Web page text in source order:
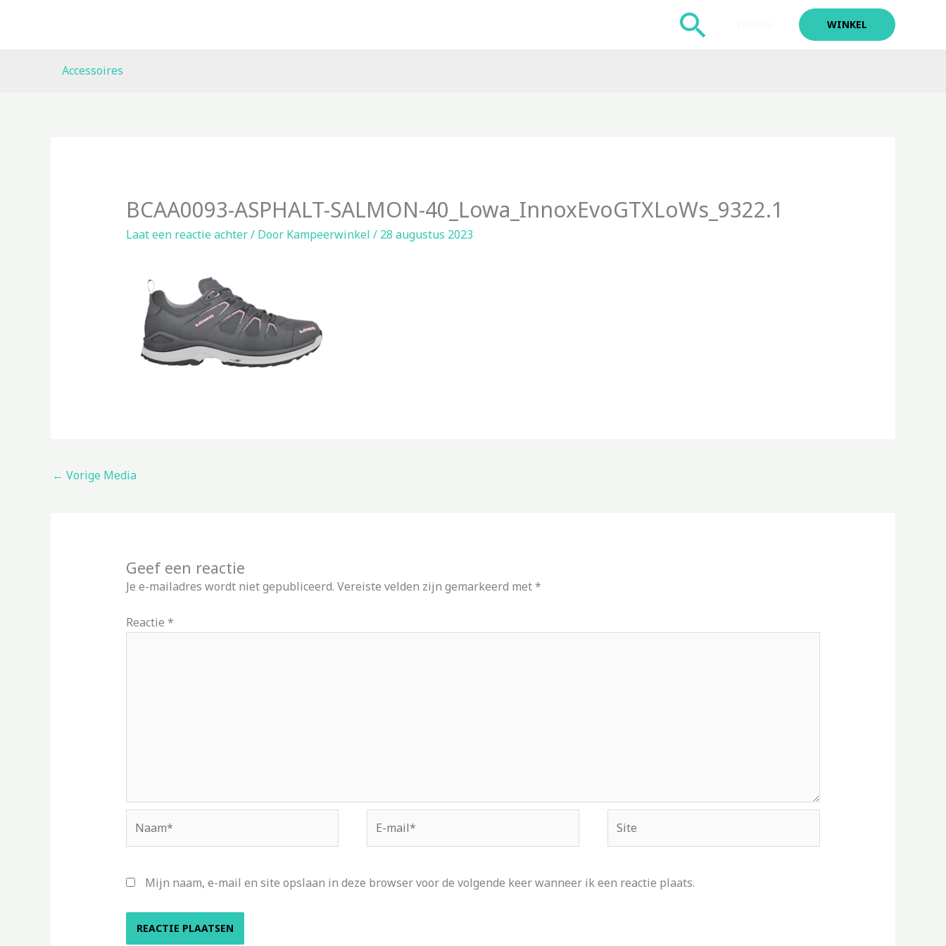
Zoeken WINKEL
Accessoires
BCAA0093-ASPHALT-SALMON-40_Lowa_InnoxEvoGTXLoWs_9322.1
Laat een reactie achter/ Door Kampeerwinkel / 28 augustus 2023
← Vorige Media
Geef een reactie
Je e-mailadres wordt niet gepubliceerd. Vereiste velden zijn gemarkeerd met*
Reactie *
mail*
Mijn naam, e-mail en site opslaan in deze browser voor de volgende keer wanneer ik een reactie plaats.